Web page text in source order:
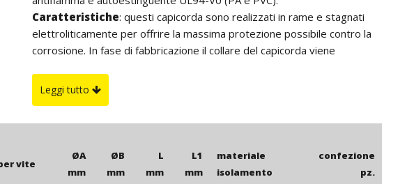
Caratteristiche: questi capicorda sono realizzati in rame e stagnati
elettroliticamente per offrire la massima protezione possibile contro la
corrosione. In fase di fabbricazione il collare del capicorda viene
una perfetta crimpatura in qualsiasi punto attorno al collare. Per
agevolare l'identificazione e/o l'ispezione i capicorda sono marchiati, ove
caratteristiche di deformazione tali da impedirne il deterioramento
durante l'operazione di crimpatura e mantiene inalterate le proprie
Leggi tutto
vite
ØA
mm
ØB
mm
L
mm
L1
mm
materiale
isolamento
confezione
pz.